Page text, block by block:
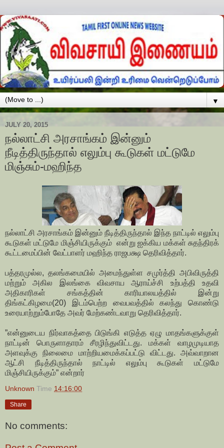
▼
JULY 20, 2015
நல்லாட்சி அரசாங்கம் இன்னும்
நீடித்திருந்தால் எலும்பு கூடுகள் மட்டுமே
மிஞ்சும்-மஹிந்த
நல்லாட்சி அரசாங்கம் இன்னும் நீடித்திருந்தால் இந்த நாட்டில் எலும்பு
கூடுகள் மட்டுமே மிஞ்சியிருக்கும் என்று ஐக்கிய மக்கள் சுதந்திரக்
கூட்டமைப்பின் வேட்பாளர் மஹிந்த ராஜபக்ஷ தெரிவித்தார்.
பத்தரமுல்ல, தலங்கமையில் அமைந்துள்ள சமுர்த்தி அபிவிருத்தி
மற்றும் அகில இலங்கை விவசாய ஆராய்ச்சி உற்பத்தி உதவி
அதிகாரிகள் சங்கத்தின் காரியாலயத்தில் இன்று
திங்கட்கிழமை(20) இடம்பெற்ற வைபவத்தில் கலந்து கொண்டு
உரையாற்றும்போதே அவர் மேற்கண்டவாறு தெரிவித்தார்.
”என்னுடைய நிர்வாகத்தை பிடுங்கி எடுத்த ஏழு மாதங்களுக்குள்
நாட்டின் பொருளாதாரம் சீரழிந்துவிட்டது. மக்கள் வாழமுடியாத
அளவுக்கு நிலைமை மாற்றியமைக்கப்பட்டு விட்டது. அவ்வாறான
ஆட்சி நீடித்திருந்தால் நாட்டில் எலும்பு கூடுகள் மட்டுமே
மிஞ்சியிருக்கும்” என்றார்
Unknown Time 14:16:00
Share
No comments: